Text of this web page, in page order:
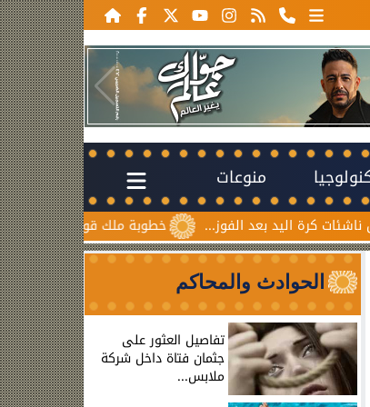
منوعات
خطوبة ملك قورة ويوسف عثمان.. بعد الفوز...
الحوادث والمحاكم
تفاصيل العثور على
جثمان فتاة داخل شركة
ملابس...